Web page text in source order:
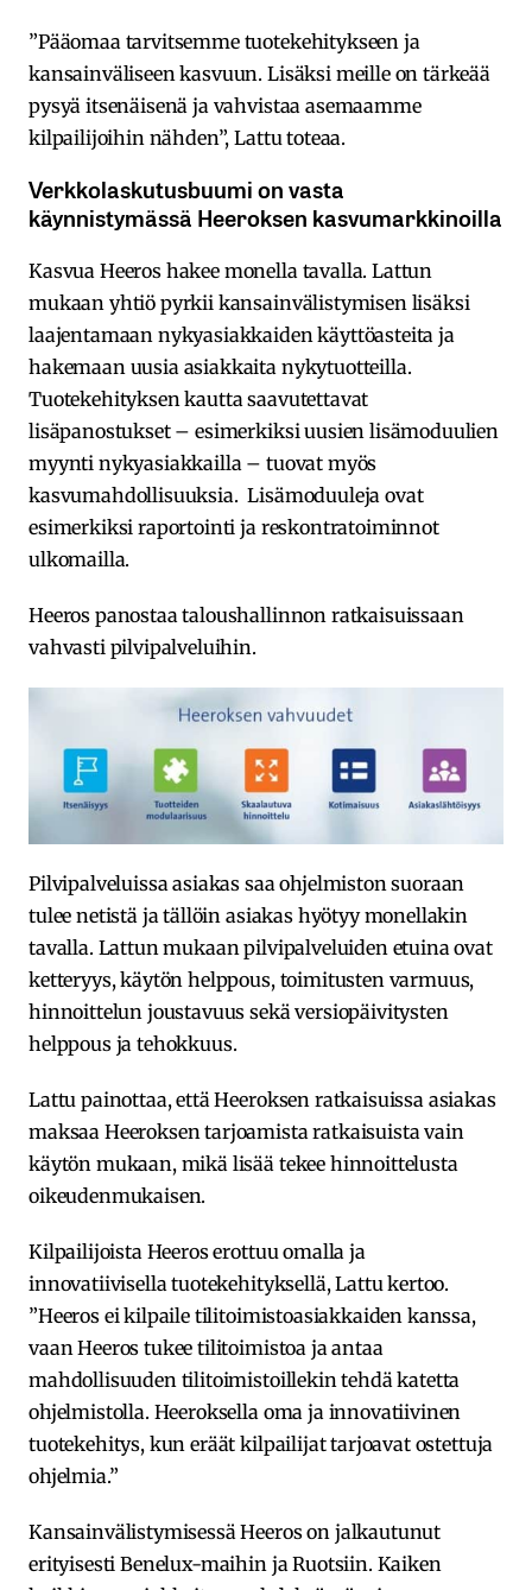
”Pääomaa tarvitsemme tuotekehitykseen ja
kansainväliseen kasvuun. Lisäksi meille on tärkeää
pysyä itsenäisenä ja vahvistaa asemaamme
kilpailijoihin nähden”, Lattu toteaa.
Verkkolaskutusbuumi on vasta
käynnistymässä Heeroksen kasvumarkkinoilla
Kasvua Heeros hakee monella tavalla. Lattun
mukaan yhtiö pyrkii kansainvälistymisen lisäksi
laajentamaan nykyasiakkaiden käyttöasteita ja
hakemaan uusia asiakkaita nykytuotteilla.
Tuotekehityksen kautta saavutettavat
lisäpanostukset – esimerkiksi uusien lisämoduulien
myynti nykyasiakkailla – tuovat myös
kasvumahdollisuuksia. Lisämoduuleja ovat
esimerkiksi raportointi ja reskontratoiminnot
ulkomailla.
Heeros panostaa taloushallinnon ratkaisuissaan
vahvasti pilvipalveluihin.
Pilvipalveluissa asiakas saa ohjelmiston suoraan
tulee netistä ja tällöin asiakas hyötyy monellakin
tavalla. Lattun mukaan pilvipalveluiden etuina ovat
ketteryys, käytön helppous, toimitusten varmuus,
hinnoittelun joustavuus sekä versiopäivitysten
helppous ja tehokkuus.
Lattu painottaa, että Heeroksen ratkaisuissa asiakas
maksaa Heeroksen tarjoamista ratkaisuista vain
käytön mukaan, mikä lisää tekee hinnoittelusta
oikeudenmukaisen.
Kilpailijoista Heeros erottuu omalla ja
innovatiivisella tuotekehityksellä, Lattu kertoo.
”Heeros ei kilpaile tilitoimistoasiakkaiden kanssa,
vaan Heeros tukee tilitoimistoa ja antaa
mahdollisuuden tilitoimistoillekin tehdä katetta
ohjelmistolla. Heeroksella oma ja innovatiivinen
tuotekehitys, kun eräät kilpailijat tarjoavat ostettuja
ohjelmia.”
Kansainvälistymisessä Heeros on jalkautunut
erityisesti Benelux-maihin ja Ruotsiin. Kaiken